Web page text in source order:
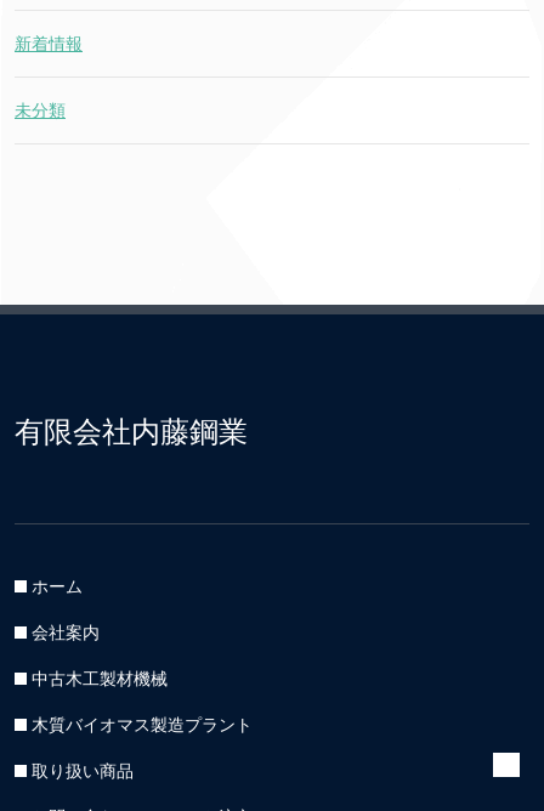
新着情報
未分類
有限会社内藤鋼業
ホーム
会社案内
中古木工製材機械
木質バイオマス製造プラント
取り扱い商品